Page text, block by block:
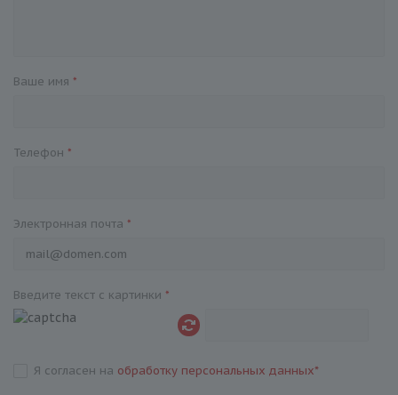
Ваше имя *
Телефон *
Электронная почта *
Введите текст с картинки *
Я согласен на обработку персональных данных*